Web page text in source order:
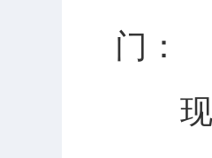
门：
现将